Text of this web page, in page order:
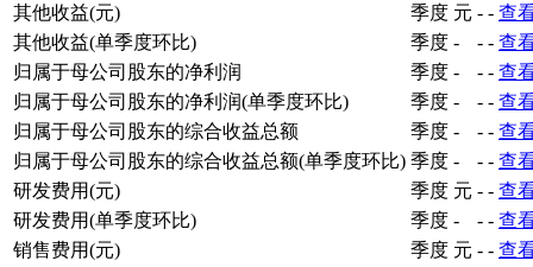
其他收益(元)
季度 元 - - 查
其他收益(单季度环比)
季度 - - - 查
归属于母公司股东的净利润
季度 - - - 查
归属于母公司股东的净利润(单季度环比)
季度 - - - 查
归属于母公司股东的综合收益总额
季度 - - - 查
归属于母公司股东的综合收益总额(单季度环比) 季度 - - - 查
研发费用(元)
季度 元 - - 查
研发费用(单季度环比)
季度 - - - 查
销售费用(元)
季度 元 - - 查